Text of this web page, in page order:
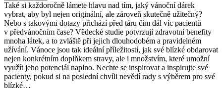
Také si každoročně lámete hlavu nad tím, jaký vánoční dárek
vybrat, aby byl nejen originální, ale zároveň skutečně užitečný?
Nebo s takovými dotazy přichází před táru čím dál víc pacientů
v předvánočním čase? Vědecké studie potvrzují zdravotní benefity
mnoha látek, a to zvláště při jejich dlouhodobém a pravidelném
užívání. Vánoce jsou tak ideální příležitostí, jak své blízké obdarovat
nejen konkrétním doplňkem stravy, ale i množstvím, které umožní
využít jeho potenciál naplno. Nechte se inspirovat a inspirujte své
pacienty, pokud si na poslední chvíli nevědí rady s výběrem pro své
blízké…